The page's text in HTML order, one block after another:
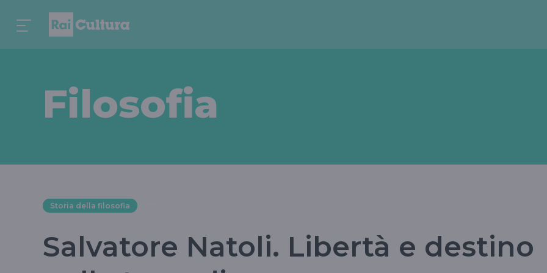
Filosofia
Storia della filosofia
Salvatore Natoli. Libertà e destino